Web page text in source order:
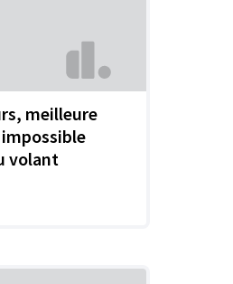
meilleure
volant